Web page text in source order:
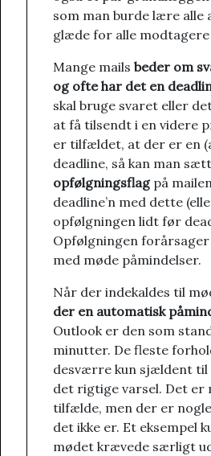
som man burde lære alle
glæde for alle modtagere
Mange mails beder om
og ofte har det en
skal bruge svaret eller
at få tilsendt i en videre
er tilfældet, at der er en
deadline, så kan man
opfølgningsflagpå
deadline’n med dette
opfølgningen lidt før
Opfølgningen
med møde påmindelser.
Når der indekaldes til
der en automatisk
Outlook er den som
minutter. De fleste
desværre kun sjældent til
det rigtige varsel. Det er
tilfælde, men der er
det ikke er. Et eksempel
mødet krævede særligt